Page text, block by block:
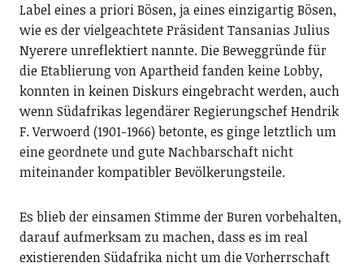
Label eines a priori Bösen, ja eines einzigartig Bösen,
wie es der vielgeachtete Präsident Tansanias Julius
Nyerere unreflektiert nannte. Die Beweggründe für
die Etablierung von Apartheid fanden keine Lobby,
konnten in keinen Diskurs eingebracht werden, auch
wenn Südafrikas legendärer Regierungschef Hendrik
F. Verwoerd (1901-1966) betonte, es ginge letztlich um
eine geordnete und gute Nachbarschaft nicht
miteinander kompatibler Bevölkerungsteile.
Es blieb der einsamen Stimme der Buren vorbehalten,
darauf aufmerksam zu machen, dass es im real
existierenden Südafrika nicht um die Vorherrschaft